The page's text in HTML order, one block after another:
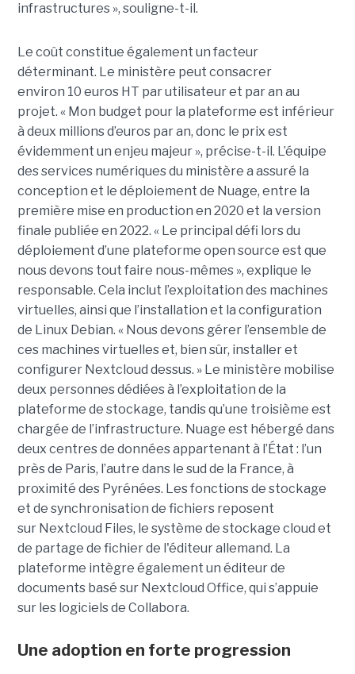
infrastructures », souligne-t-il.
Le coût constitue également un facteur
déterminant. Le ministère peut consacrer
environ 10 euros HT par utilisateur et par an au
projet. « Mon budget pour la plateforme est inférieur
à deux millions d’euros par an, donc le prix est
évidemment un enjeu majeur », précise-t-il. L’équipe
des services numériques du ministère a assuré la
conception et le déploiement de Nuage, entre la
première mise en production en 2020 et la version
finale publiée en 2022. « Le principal défi lors du
déploiement d’une plateforme open source est que
nous devons tout faire nous-mêmes », explique le
responsable. Cela inclut l’exploitation des machines
virtuelles, ainsi que l’installation et la configuration
de Linux Debian. « Nous devons gérer l’ensemble de
ces machines virtuelles et, bien sûr, installer et
configurer Nextcloud dessus. » Le ministère mobilise
deux personnes dédiées à l’exploitation de la
plateforme de stockage, tandis qu’une troisième est
chargée de l’infrastructure. Nuage est hébergé dans
deux centres de données appartenant à l’État : l’un
près de Paris, l’autre dans le sud de la France, à
proximité des Pyrénées. Les fonctions de stockage
et de synchronisation de fichiers reposent
sur Nextcloud Files, le système de stockage cloud et
de partage de fichier de l'éditeur allemand. La
plateforme intègre également un éditeur de
documents basé sur Nextcloud Office, qui s’appuie
sur les logiciels de Collabora.
Une adoption en forte progression